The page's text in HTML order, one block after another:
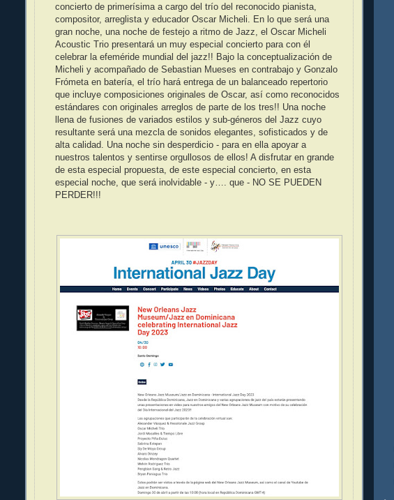
concierto de primerísima a cargo del trío del reconocido pianista,
compositor, arreglista y educador Oscar Micheli. En lo que será una
gran noche, una noche de festejo a ritmo de Jazz, el Oscar Micheli
Acoustic Trio presentará un muy especial concierto para con él
celebrar la efeméride mundial del jazz!! Bajo la conceptualización de
Micheli y acompañado de Sebastian Mueses en contrabajo y Gonzalo
Frómeta en batería, el trío hará entrega de un balanceado repertorio
que incluye composiciones originales de Oscar, así como reconocidos
estándares con originales arreglos de parte de los tres!! Una noche
llena de fusiones de variados estilos y sub-géneros del Jazz cuyo
resultante será una mezcla de sonidos elegantes, sofisticados y de
alta calidad. Una noche sin desperdicio - para en ella apoyar a
nuestros talentos y sentirse orgullosos de ellos! A disfrutar en grande
de esta especial propuesta, de este especial concierto, en esta
especial noche, que será inolvidable - y…. que - NO SE PUEDEN
PERDER!!!